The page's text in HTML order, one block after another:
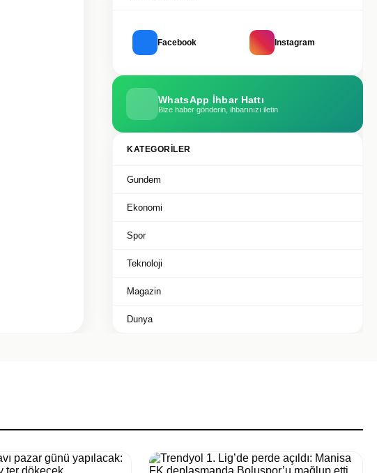
Facebook Instagram
WhatsApp İhbar Hattı
Bize haber gönderin, ihbarınızı iletin
KATEGORILER
Gundem
Ekonomi
Spor
Teknoloji
Magazin
Dunya